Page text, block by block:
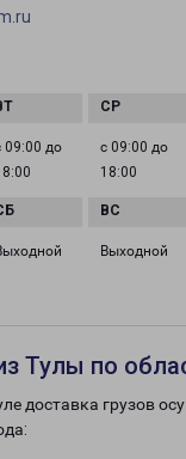
09:00 до
с 09:00 до
18:00
Выходной
Тулы по
доставка грузов